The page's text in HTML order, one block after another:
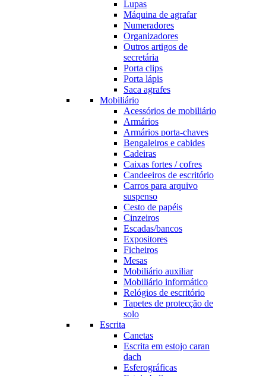
Lupas
Máquina de agrafar
Numeradores
Organizadores
Outros artigos de
secretária
Porta clips
Porta lápis
Saca agrafes
Mobiliário
Acessórios de mobiliário
Armários
Armários porta-chaves
Bengaleiros e cabides
Cadeiras
Caixas fortes / cofres
Candeeiros de escritório
Carros para arquivo
suspenso
Cesto de papéis
Cinzeiros
Escadas/bancos
Expositores
Ficheiros
Mesas
Mobiliário auxiliar
Mobiliário informático
Relógios de escritório
Tapetes de protecção de
solo
Escrita
Canetas
Escrita em estojo caran
dach
Esferográficas